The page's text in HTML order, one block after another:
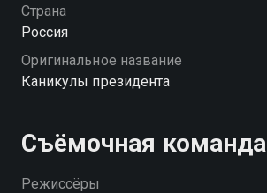
Страна
Россия
Оригинальное название
Каникулы президента
Съёмочная команда
Режиссёры